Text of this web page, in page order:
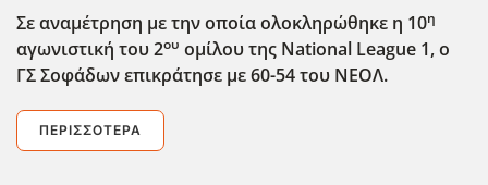
Σε αναμέτρηση με την οποία ολοκληρώθηκε η 10η
αγωνιστική του 2ου ομίλου της National League 1, ο
ΓΣ Σοφάδων επικράτησε με 60-54 του ΝΕΟΛ.
ΠΕΡΙΣΣΌΤΕΡΑ